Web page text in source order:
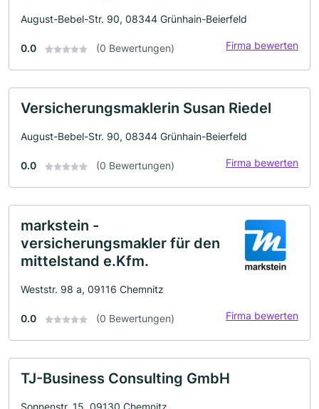
August-Bebel-Str. 90, 08344 Grünhain-Beierfeld
0.0 (0 Bewertungen) Firma bewerten
Versicherungsmaklerin Susan Riedel
August-Bebel-Str. 90, 08344 Grünhain-Beierfeld
0.0 (0 Bewertungen) Firma bewerten
markstein -
versicherungsmakler für den
mittelstand e.Kfm.
Weststr. 98 a, 09116 Chemnitz
0.0 (0 Bewertungen) Firma bewerten
TJ-Business Consulting GmbH
Sonnenstr. 15, 09130 Chemnitz